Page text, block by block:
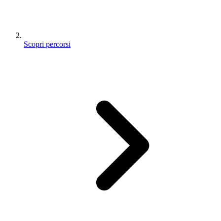
Scopri percorsi